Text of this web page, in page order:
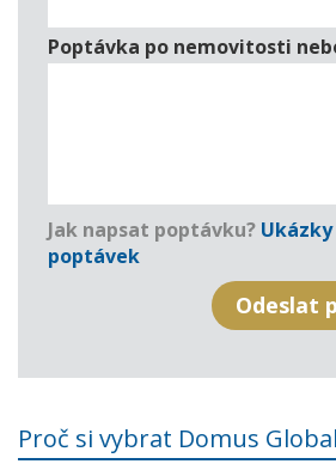
Poptávka po nemovitosti
Jak napsat poptávku?
poptávek
Proč si vybrat Domus Global